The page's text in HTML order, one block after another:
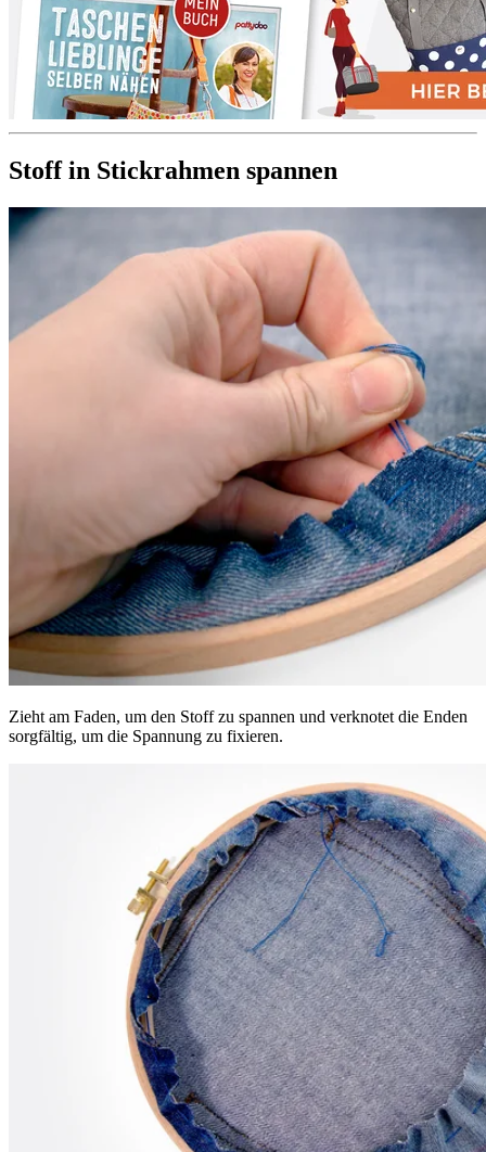
Stoff in Stickrahmen spannen
Zieht am Faden, um den Stoff zu spannen und verknotet die Enden
sorgfältig, um die Spannung zu fixieren.